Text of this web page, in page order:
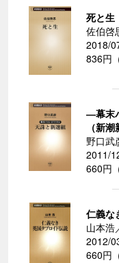
死と生
佐伯啓
2018/
836円
―幕末
（新潮
野口武
2011/
660円
仁義な
山本浩
2012/
660円